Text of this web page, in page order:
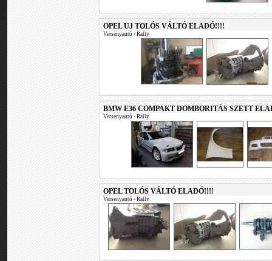
OPEL UJ TOLÓS VÁLTÓ ELADÓ!!!!
Versenyautó • Rally
BMW E36 COMPAKT DOMBORITÁS SZETT
Versenyautó • Rally
OPEL TOLÓS VÁLTÓ ELADÓ!!!!
Versenyautó • Rally